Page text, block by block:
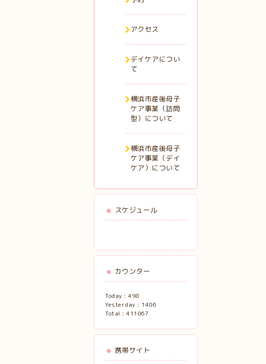
アクセス
デイケアについ
て
横浜市産後母子
ケア事業（訪問
型）について
横浜市産後母子
ケア事業（デイ
ケア）について
スケジュール
カウンター
Today : 498
Yesterday : 1406
Total : 411067
携帯サイト